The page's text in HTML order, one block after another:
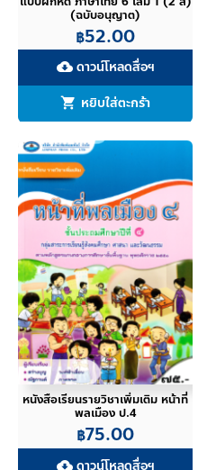
(ฉบับอนุญาต)
฿52.00
cloud_downloadดาวน์โหลดสื่อฯ
หยิบใส่ตะกร้า
หนังสือเรียนรายวิชาเพิ่มเติม หน้าที่
พลเมือง ป.4
฿75.00
cloud_downloadดาวน์โหลดสื่อฯ